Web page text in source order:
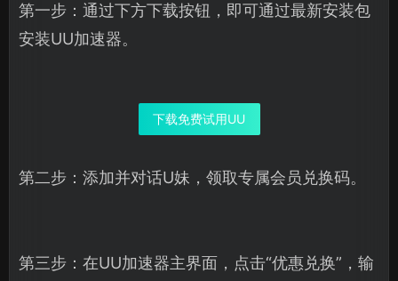
第一步：通过下方下载按钮，即可通过最新安装包
安装UU加速器。
下载免费试用UU
第二步：添加并对话U妹，领取专属会员兑换码。
第三步：在UU加速器主界面，点击“优惠兑换”，输